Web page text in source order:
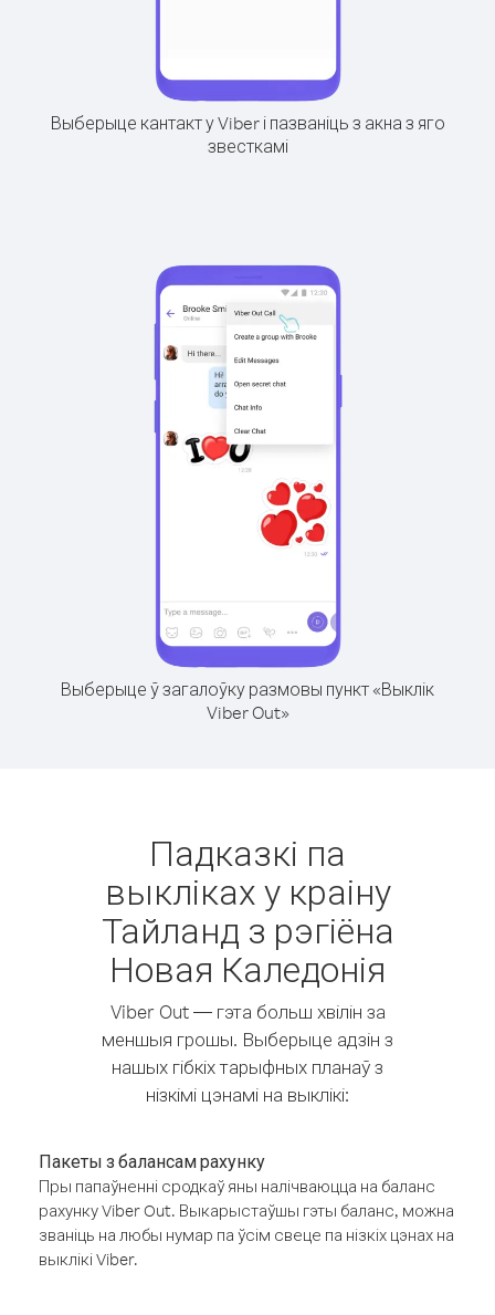
Выберыце кантакт у Viber і пазваніць з акна з яго
звесткамі
Выберыце ў загалоўку размовы пункт «Выклік
Viber Out»
Падказкі па
выкліках у краіну
Тайланд з рэгіёна
Новая Каледонія
Viber Out — гэта больш хвілін за
меншыя грошы. Выберыце адзін з
нашых гібкіх тарыфных планаў з
нізкімі цэнамі на выклікі:
Пакеты з балансам рахунку
Пры папаўненні сродкаў яны налічваюцца на баланс
рахунку Viber Out. Выкарыстаўшы гэты баланс, можна
званіць на любы нумар па ўсім свеце па нізкіх цэнах на
выклікі Viber.